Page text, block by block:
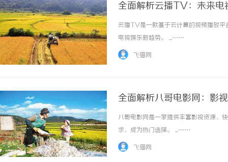
全面解析云播TV：未来电
云播TV是一款基于云计算的视频播放平
电视娱乐新趋势。 ...……
飞猫网
全面解析八哥电影网：影
八哥电影网是一家提供丰富影视资源、
求，成为热门选择。 ...……
飞猫网